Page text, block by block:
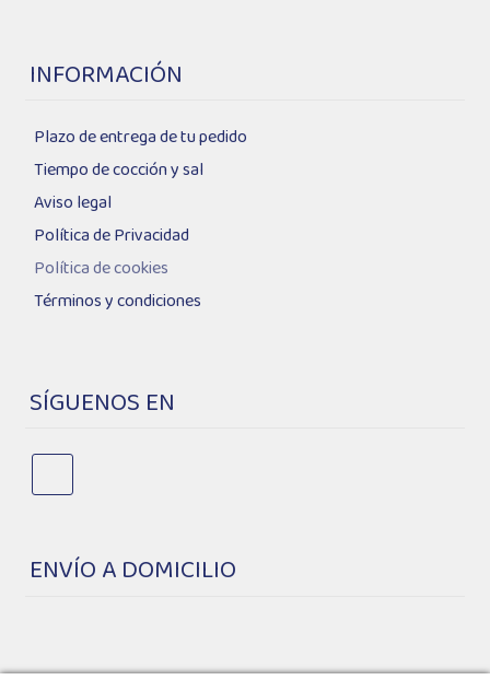
INFORMACIÓN
Plazo de entrega de tu pedido
Tiempo de cocción y sal
Aviso legal
Política de Privacidad
Política de cookies
Términos y condiciones
SÍGUENOS EN
ENVÍO A DOMICILIO